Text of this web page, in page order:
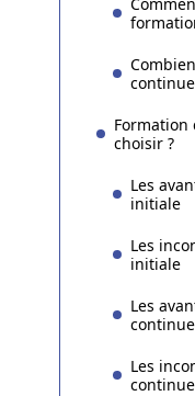
choisir ?
Les
initiale
Les
initiale
Les
continue
Les
continue